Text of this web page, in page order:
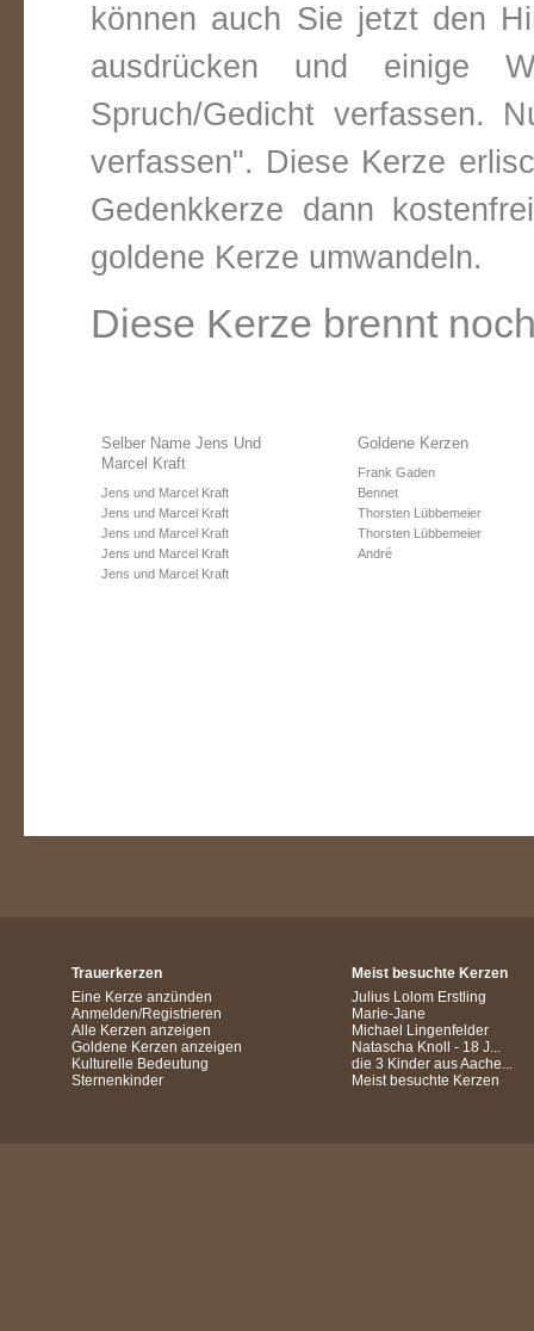
können auch Sie jetzt den
ausdrücken und einige
Spruch/Gedicht verfassen.
verfassen". Diese Kerze
Gedenkkerze dann
goldene Kerze umwandeln.
Diese Kerze brennt
Selber Name Jens Und
Marcel Kraft
Jens und Marcel Kraft
Jens und Marcel Kraft
Jens und Marcel Kraft
Jens und Marcel Kraft
Jens und Marcel Kraft
Goldene Kerzen
Frank Gaden
Bennet
Thorsten Lübbemeier
Thorsten Lübbemeier
André
Trauerkerzen
Eine Kerze anzünden
Anmelden/Registrieren
Alle Kerzen anzeigen
Goldene Kerzen anzeigen
Kulturelle Bedeutung
Sternenkinder
Meist besuchte Kerzen
Julius Lolom Erstling
Marie-Jane
Michael Lingenfelder
Natascha Knoll - 18 J...
die 3 Kinder aus Aache...
Meist besuchte Kerzen